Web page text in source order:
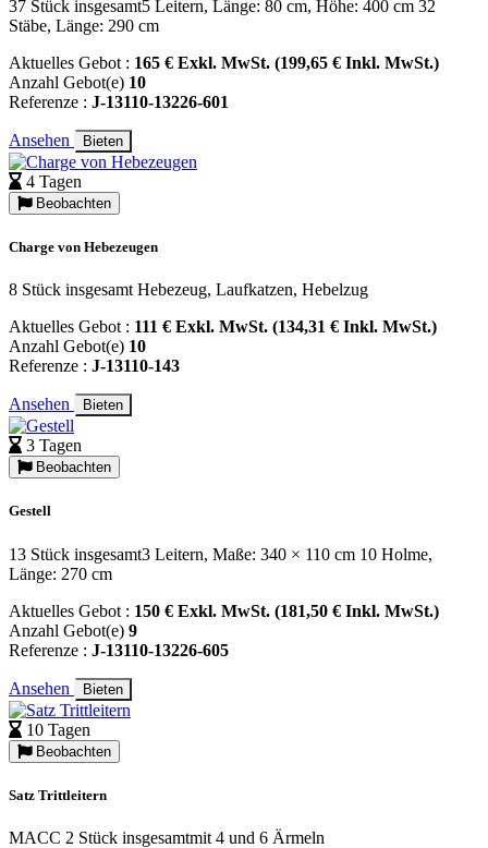
37 Stück insgesamt5 Leitern, Länge: 80 cm, Höhe: 400 cm 32
Stäbe, Länge: 290 cm
Aktuelles Gebot : 165 € Exkl. MwSt. (199,65 € Inkl. MwSt.)
Anzahl Gebot(e) 10
Referenze : J-13110-13226-601
Ansehen Bieten
4 Tagen
Beobachten
Charge von Hebezeugen
8 Stück insgesamt Hebezeug, Laufkatzen, Hebelzug
Aktuelles Gebot : 111 € Exkl. MwSt. (134,31 € Inkl. MwSt.)
Anzahl Gebot(e) 10
Referenze : J-13110-143
Ansehen Bieten
3 Tagen
Beobachten
Gestell
13 Stück insgesamt3 Leitern, Maße: 340 × 110 cm 10 Holme,
Länge: 270 cm
Aktuelles Gebot : 150 € Exkl. MwSt. (181,50 € Inkl. MwSt.)
Anzahl Gebot(e) 9
Referenze : J-13110-13226-605
Ansehen Bieten
10 Tagen
Beobachten
Satz Trittleitern
MACC 2 Stück insgesamtmit 4 und 6 Ärmeln